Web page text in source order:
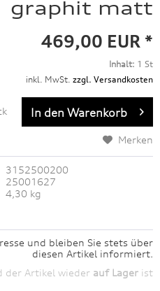
graphit matt
469,00 EUR *
Inhalt: 1 St
inkl. MwSt. zzgl. Versandkosten
In den Warenkorb
Merken
3152500200
25001627
4,30 kg
und bleiben Sie stets über
diesen Artikel informiert.
der Artikel wieder auf Lager ist